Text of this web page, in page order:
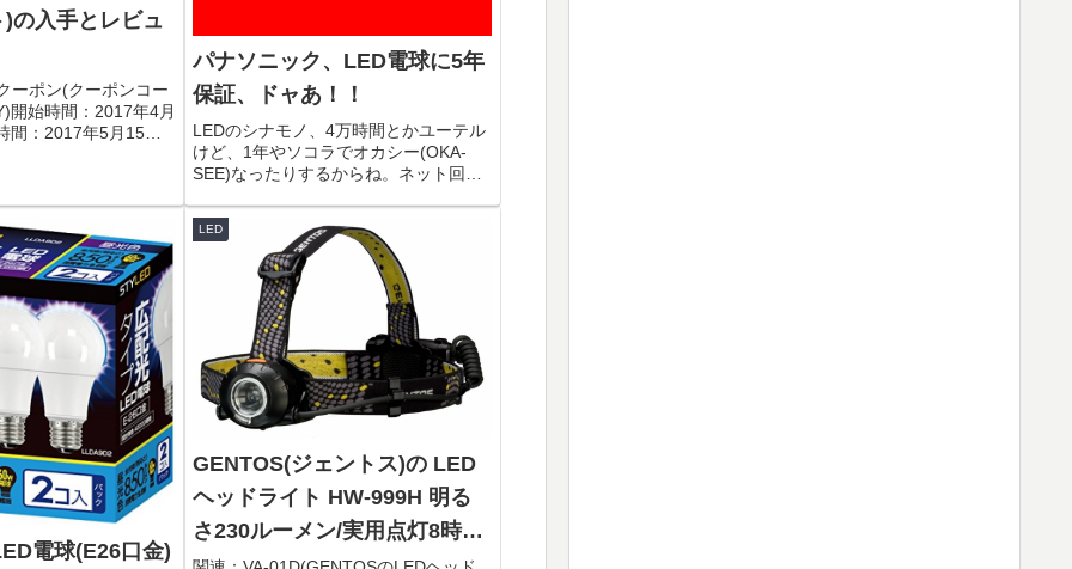
の入手とレビュ
ーポン(クーポンコー
開始時間：2017年4月
間：2017年5月15日
パナソニック、LED電球に5年
保証、ドャあ！！
LEDのシナモノ、4万時間とかユーテル
けど、1年やソコラでオカシー(OKA-
SEE)なったりするからね。ネット回線
月1日から自社製のLED電球に長期保証
をつける。点灯しなくなる故障が購入
後5年以内にあ...
電球(E26口金)
LED
GENTOS(ジェントス)の LED
ヘッドライト HW-999H 明る
さ230ルーメン/実用点灯8時間
がタイムセールで2,007円！